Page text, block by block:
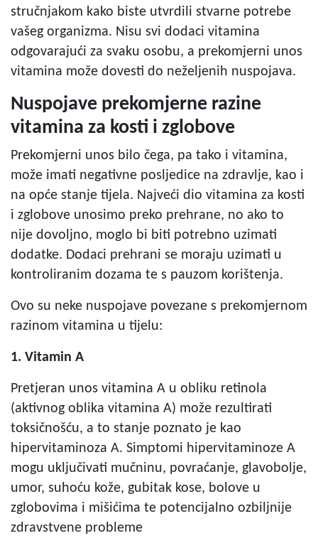
stručnjakom kako biste utvrdili stvarne potrebe
vašeg organizma. Nisu svi dodaci vitamina
odgovarajući za svaku osobu, a prekomjerni unos
vitamina može dovesti do neželjenih nuspojava.
Nuspojave prekomjerne razine
vitamina za kosti i zglobove
Prekomjerni unos bilo čega, pa tako i vitamina,
može imati negativne posljedice na zdravlje, kao i
na opće stanje tijela. Najveći dio vitamina za kosti
i zglobove unosimo preko prehrane, no ako to
nije dovoljno, moglo bi biti potrebno uzimati
dodatke. Dodaci prehrani se moraju uzimati u
kontroliranim dozama te s pauzom korištenja.
Ovo su neke nuspojave povezane s prekomjernom
razinom vitamina u tijelu:
1. Vitamin A
Pretjeran unos vitamina A u obliku retinola
(aktivnog oblika vitamina A) može rezultirati
toksičnošću, a to stanje poznato je kao
hipervitaminoza A. Simptomi hipervitaminoze A
mogu uključivati mučninu, povraćanje, glavobolje,
umor, suhoću kože, gubitak kose, bolove u
zglobovima i mišićima te potencijalno ozbiljnije
zdravstvene probleme